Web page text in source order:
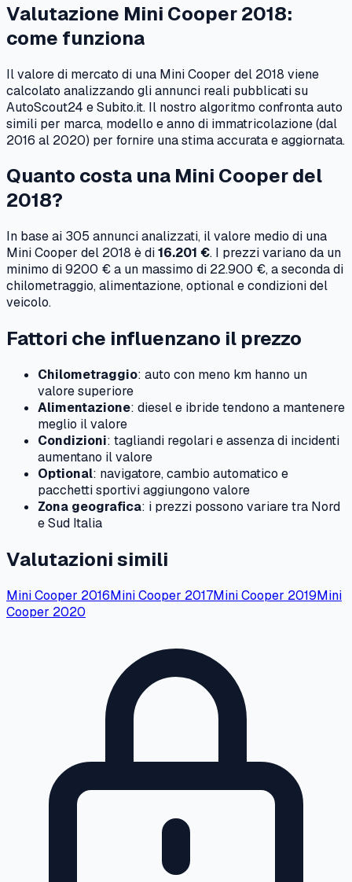
Valutazione Mini Cooper2018:
come funziona
Il valore di mercato di una MiniCooper del 2018 viene
calcolato analizzando gli annunci reali pubblicati su
AutoScout24 e Subito.it. Il nostro algoritmo confronta auto
simili per marca, modello e anno di immatricolazione (dal
2016 al 2020) per fornire una stima accurata e aggiornata.
Quanto costa una Mini Cooperdel
2018?
In base ai 305 annunci analizzati, il valore medio di una
MiniCooper del 2018 è di16.201 €. I prezzi variano da un
minimo di9200 €a un massimo di 22.900 €, a seconda di
chilometraggio, alimentazione, optional e condizioni del
veicolo.
Fattori che influenzano il prezzo
Chilometraggio: auto con meno km hanno un
valore superiore
Alimentazione: diesel e ibride tendono a mantenere
meglio il valore
Condizioni: tagliandi regolari e assenza di incidenti
aumentano il valore
Optional: navigatore, cambio automatico e
pacchetti sportivi aggiungono valore
Zona geografica: i prezzi possono variare tra Nord
e Sud Italia
Valutazioni simili
MiniCooper 2016MiniCooper 2017MiniCooper 2019Mini
Cooper 2020